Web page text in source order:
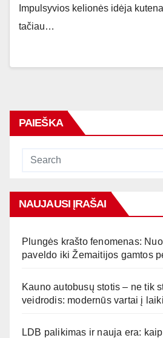
Impulsyvios kelionės idėja
tačiau…
PAIEŠKA
NAUJAUSI ĮRAŠAI
Plungės krašto fenomenas:
paveldo iki Žemaitijos gamtos
Kauno autobusų stotis – ne tik
veidrodis: modernūs vartai į
LDB palikimas ir nauja era: